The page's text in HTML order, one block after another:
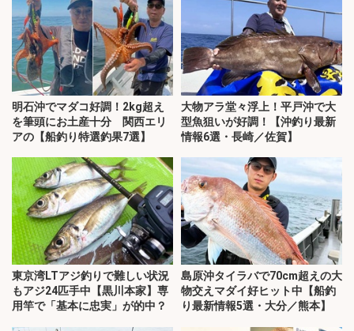
明石沖でマダコ好調！2kg超え
を筆頭にお土産十分 関西エリ
アの【船釣り特選釣果7選】
大物アラ堂々浮上！平戸沖で大
型魚狙いが好調！【沖釣り最新
情報6選・長崎／佐賀】
東京湾LTアジ釣りで難しい状況
もアジ24匹手中【黒川本家】専
用竿で「基本に忠実」が的中？
島原沖タイラバで70cm超えの大
物交えマダイ好ヒット中【船釣
り最新情報5選・大分／熊本】